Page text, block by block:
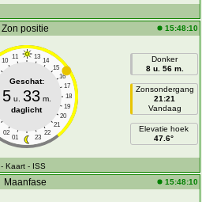
Zon positie 15:48:10
11 13
10
14
15
16
17
18
19
20
21
02
22
01 23
Geschat:
5u. 33m.
daglicht
Donker
8 u. 56 m.
Zonsondergang
21:21
Vandaag
Elevatie hoek
47.6°
- Kaart - ISS
Maanfase 15:48:10